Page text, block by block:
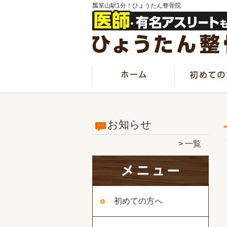
瓢箪山駅1分！ひょうたん整骨院
お知らせ
一覧
初めての方へ